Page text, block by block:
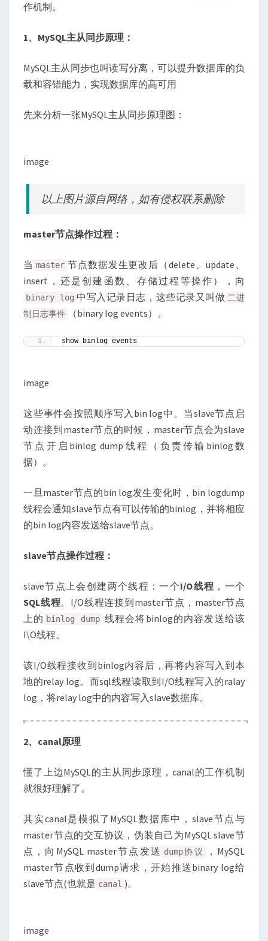
作机制。
1、MySQL主从同步原理：
MySQL主从同步也叫读写分离，可以提升数据库的负
载和容错能力，实现数据库的高可用
先来分析一张MySQL主从同步原理图：
image
以上图片源自网络，如有侵权联系删除
master节点操作过程：
当 master 节点数据发生更改后（delete、update、
insert，还是创建函数、存储过程等操作），向
binary log 中写入记录日志，这些记录又叫做 二进
制日志事件
（binary log events）。
show binlog events
image
这些事件会按照顺序写入bin log中。当slave节点启
动连接到master节点的时候，master节点会为slave
节点开启binlog dump线程（负责传输binlog数
据）。
一旦master节点的bin log发生变化时，bin logdump
线程会通知slave节点有可以传输的binlog，并将相应
的bin log内容发送给slave节点。
slave节点操作过程：
slave节点上会创建两个线程：一个I/O线程 ，一个
SQL线程。I/O线程连接到master节点，master节点
上的 binlog dump 线程会将binlog的内容发送给该
I\O线程。
该I/O线程接收到binlog内容后，再将内容写入到本
地的relay log。而sql线程读取到I/O线程写入的ralay
log，将relay log中的内容写入slave数据库。
2、canal原理
懂了上边MySQL的主从同步原理，canal的工作机制
就很好理解了。
其实canal是模拟了MySQL数据库中，slave节点与
master节点的交互协议，伪装自己为MySQL slave节
点，向MySQL master节点发送 dump协议
，MySQL
master节点收到dump请求，开始推送binary log给
slave节点(也就是 canal )。
image